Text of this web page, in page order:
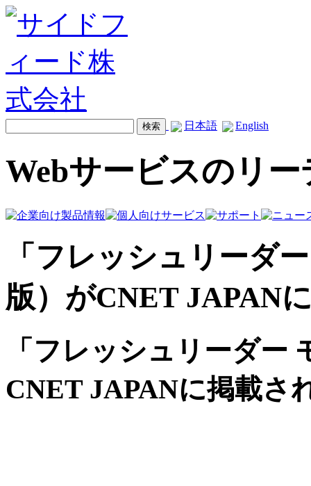
日本語 English
Webサービスのリ
「フレッシュリーダ
版）がCNET JAPAN
「フレッシュリーダー
CNET JAPANに掲載さ